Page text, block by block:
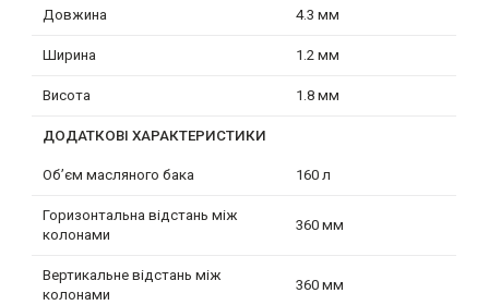
Довжина 4.3 мм
Ширина 1.2 мм
Висота 1.8 мм
ДОДАТКОВІ ХАРАКТЕРИСТИКИ
Об’єм масляного бака 160 л
Горизонтальна відстань між
колонами
360 мм
Вертикальне відстань між
колонами
360 мм